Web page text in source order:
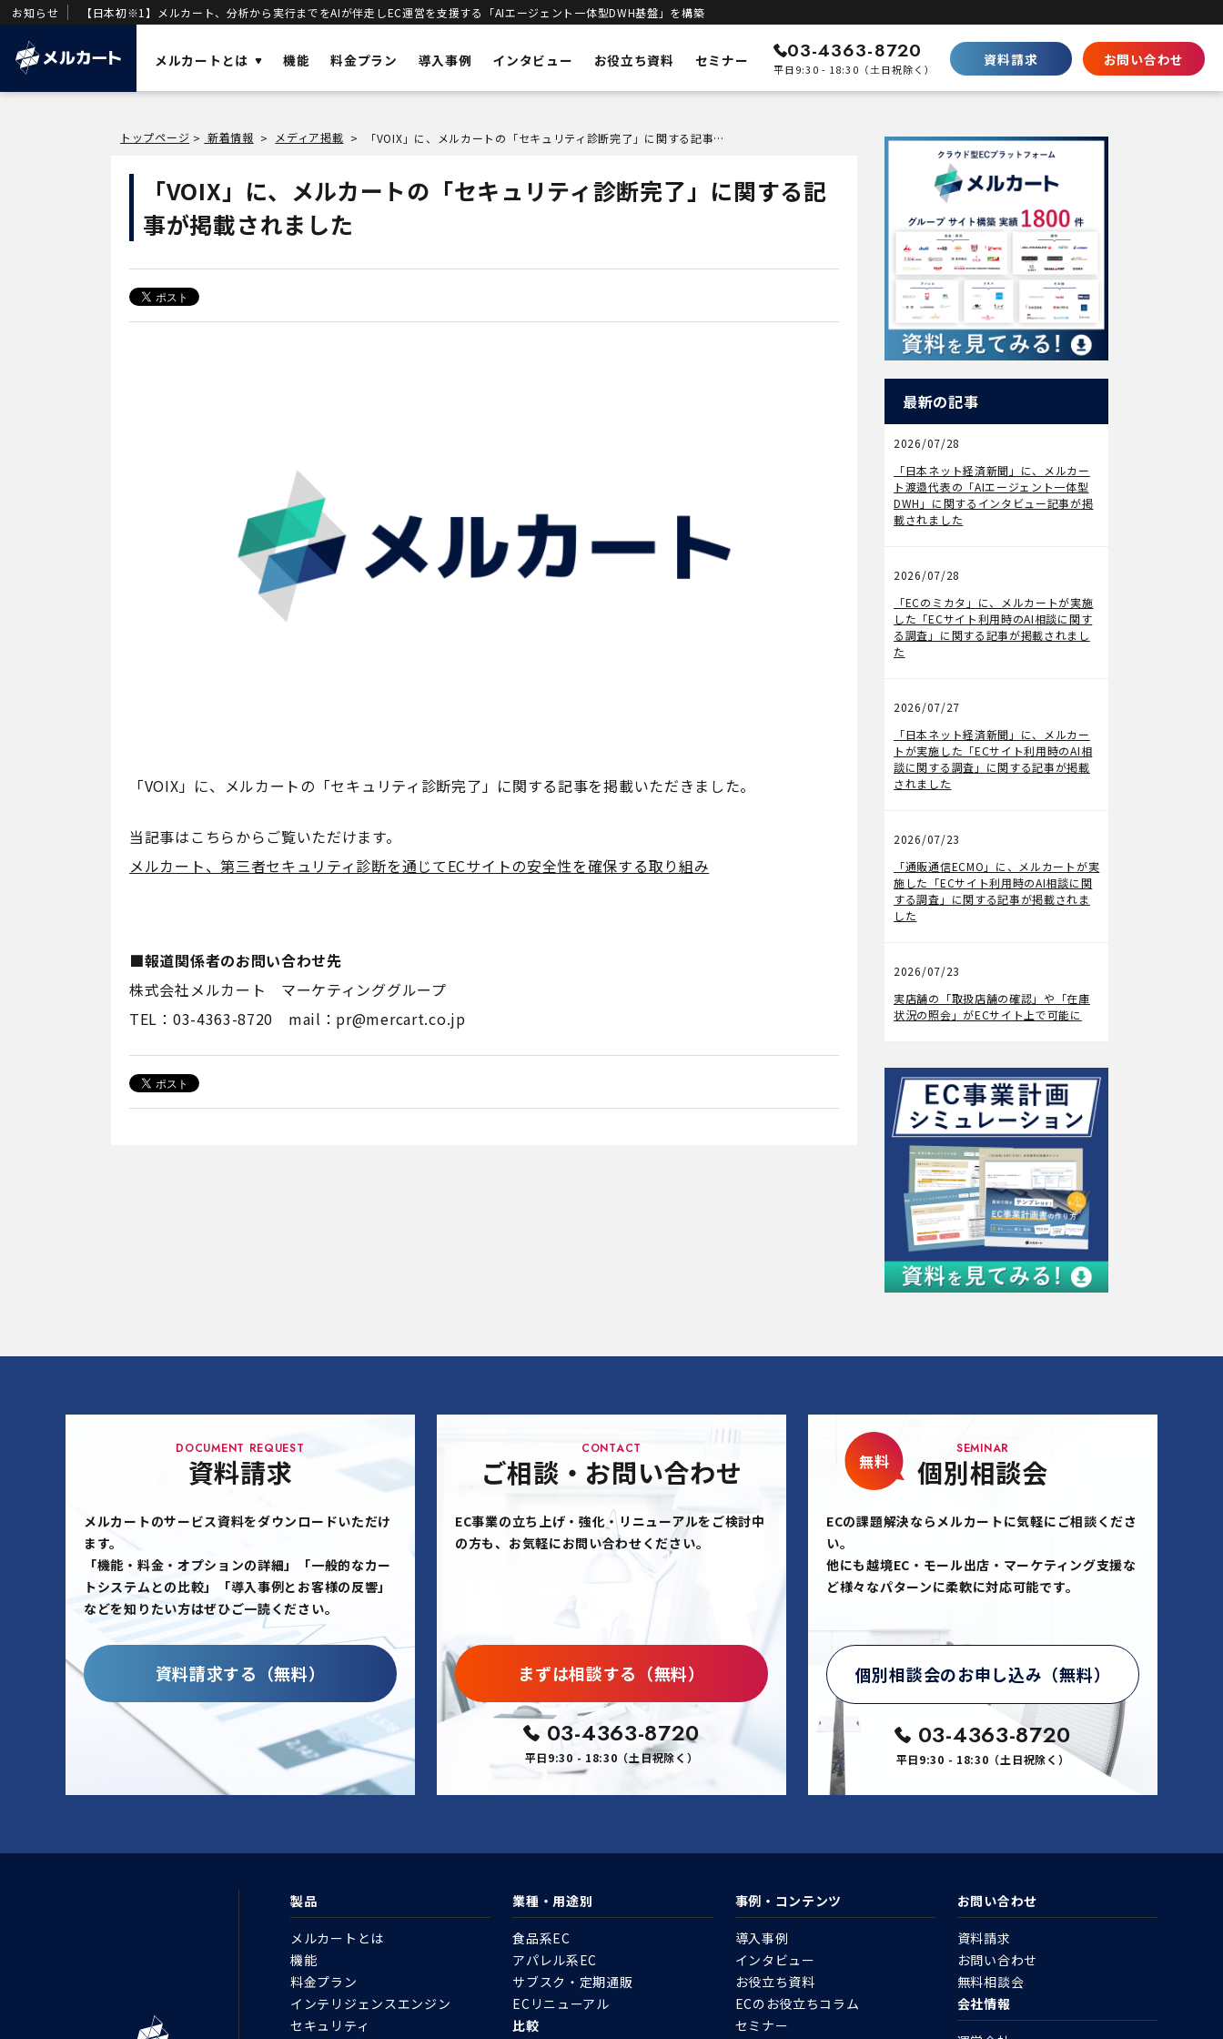
お知らせ 【日本初※1】メルカート、分析から実行までをAIが伴走しEC運営を支援する「AIエージェント一体型DWH基盤」を構築
メルカートとは
メルカートとは？
売上を加速させる「AIエージェント一体型
」を基盤に構築された次世代クラウド
OMO
DX
立ち上げサポート
DWHとAIエージェント一体型
Shopifyとの違い
SaaS型ECの徹底比較
ecbeingとの違い
パッケージとの棲み分け
パートナープログラムはこちら
機能 料金プラン 導入事例 インタビュー お役立ち資料 セミナー お問い合わせ
資料請求
03-4363-8720
平日9:30 - 18:30（土日祝除く）
トップページ > 新着情報 > メディア掲載 > 「VOIX」に、メルカートの「セキュリティ診断完了」に関する記事が掲載されました
「VOIX」に、メルカートの「セキュリティ診断完了」に関する記
事が掲載されました
「VOIX」に、メルカートの「セキュリティ診断完了」に関する記事を掲載いただきました。
当記事はこちらからご覧いただけます。
メルカート、第三者セキュリティ診断を通じてECサイトの安全性を確保する取り組み
■報道関係者のお問い合わせ先
株式会社メルカート マーケティンググループ
TEL：03-4363-8720 mail：pr@mercart.co.jp
最新の記事
2026/07/28
「日本ネット経済新聞」に、メルカー
ト渡邉代表の「AIエージェント一体型
DWH」に関するインタビュー記事が掲
載されました
2026/07/28
「ECのミカタ」に、メルカートが実施
した「ECサイト利用時のAI相談に関す
る調査」に関する記事が掲載されまし
た
2026/07/27
「日本ネット経済新聞」に、メルカー
トが実施した「ECサイト利用時のAI相
談に関する調査」に関する記事が掲載
されました
2026/07/23
「通販通信ECMO」に、メルカートが実
施した「ECサイト利用時のAI相談に関
する調査」に関する記事が掲載されま
した
2026/07/23
実店舗の「取扱店舗の確認」や「在庫
状況の照会」がECサイト上で可能に
DOCUMENT REQUEST
資料請求
メルカートのサービス資料をダウンロードいただけ
ます。
「機能・料金・オプションの詳細」「一般的なカー
トシステムとの比較」「導入事例とお客様の反響」
などを知りたい方はぜひご一読ください。
資料請求する（無料）
CONTACT
ご相談・お問い合わせ
EC事業の立ち上げ・強化・リニューアルをご検討中
の方も、お気軽にお問い合わせください。
まずは相談する（無料）
03-4363-8720
平日9:30 - 18:30（土日祝除く）
SEMINAR
個別相談会
無料
ECの課題解決ならメルカートに気軽にご相談くださ
い。
他にも越境EC・モール出店・マーケティング支援な
ど様々なパターンに柔軟に対応可能です。
個別相談会のお申し込み（無料）
03-4363-8720
平日9:30 - 18:30（土日祝除く）
製品
メルカートとは
機能
料金プラン
インテリジェンスエンジン
セキュリティ
業種・用途別
食品系EC
アパレル系EC
サブスク・定期通販
ECリニューアル
比較
事例・コンテンツ
導入事例
インタビュー
お役立ち資料
ECのお役立ちコラム
セミナー
お問い合わせ
資料請求
お問い合わせ
無料相談会
会社情報